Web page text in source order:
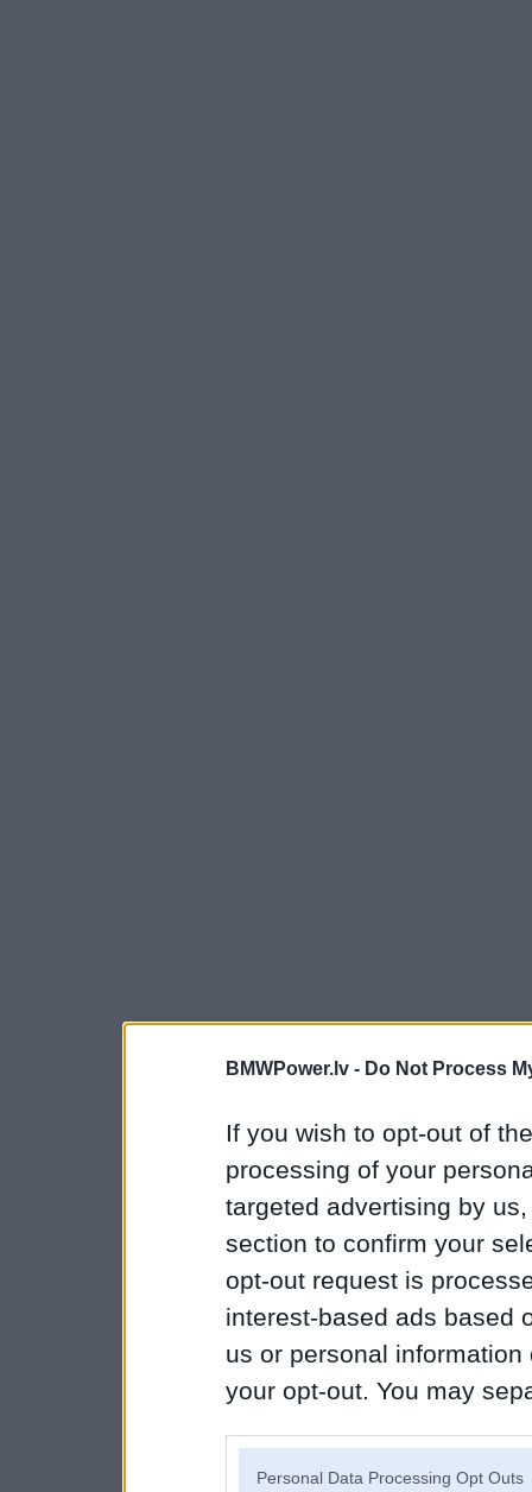
BMWPower.lv - Do Not Process
If you wish to opt-out of
processing of your
targeted advertising by
section to confirm your
opt-out request is
interest-based ads based
us or personal
your opt-out. You may
Personal Data Processing Opt Outs